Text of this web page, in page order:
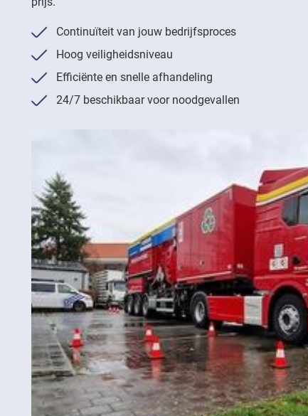
Continuïteit van jouw bedrijfsproces
Hoog veiligheidsniveau
Efficiënte en snelle afhandeling
24/7 beschikbaar voor noodgevallen